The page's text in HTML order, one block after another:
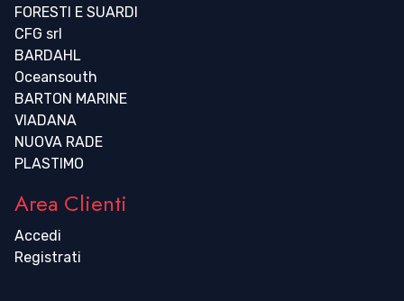
FORESTI E SUARDI
CFG srl
BARDAHL
Oceansouth
BARTON MARINE
VIADANA
NUOVA RADE
PLASTIMO
Area Clienti
Accedi
Registrati